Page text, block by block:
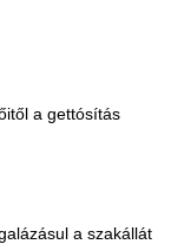
a gettósítás
a szakállát